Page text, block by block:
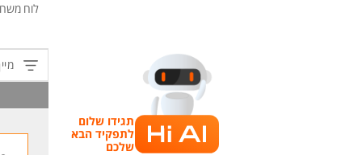
לוח
תגידו שלום
לתפקיד הבא
שלכם